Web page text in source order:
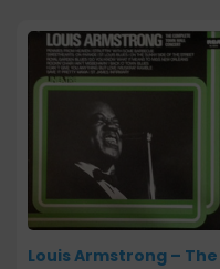
Louis Armstrong – The
Pagina